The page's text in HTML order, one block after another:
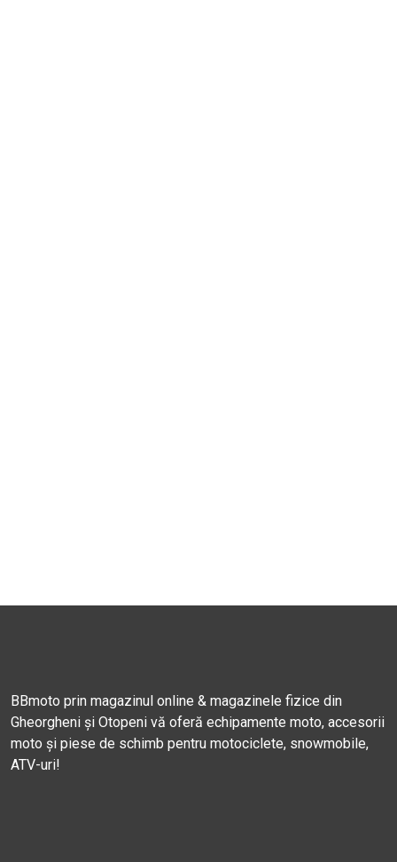
BBmoto prin magazinul online & magazinele fizice din
Gheorgheni și Otopeni vă oferă echipamente moto, accesorii
moto și piese de schimb pentru motociclete, snowmobile,
ATV-uri!